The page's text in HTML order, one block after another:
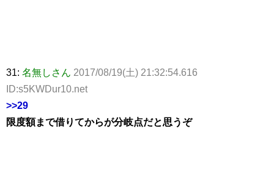
31: 名無しさん 2017/08/19(土) 21:32:54.616
ID:s5KWDur10.net
>>29
限度額まで借りてからが分岐点だと思うぞ